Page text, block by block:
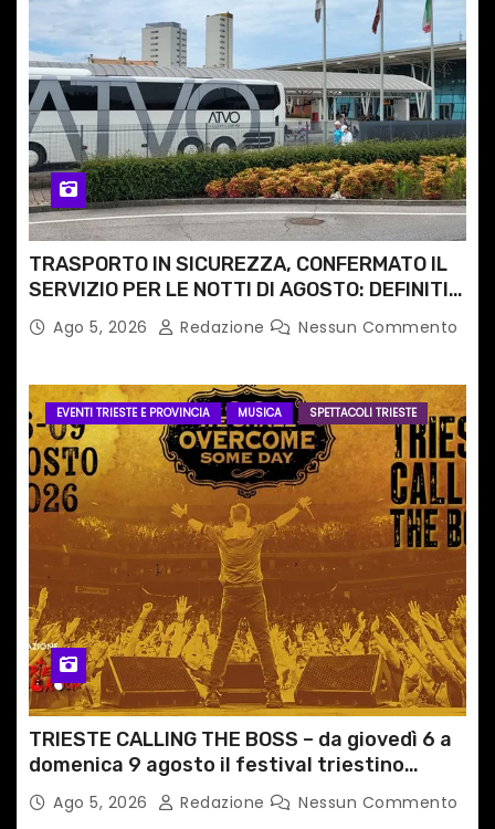
TRASPORTO IN SICUREZZA, CONFERMATO IL
SERVIZIO PER LE NOTTI DI AGOSTO: DEFINITI
PERCORSI, FERMATE E ORARIO
Ago 5, 2026 Redazione Nessun Commento
EVENTI TRIESTE E PROVINCIA MUSICA SPETTACOLI TRIESTE
TRIESTE CALLING THE BOSS – da giovedì 6 a
domenica 9 agosto il festival triestino
dedicato a Springsteen
Ago 5, 2026 Redazione Nessun Commento